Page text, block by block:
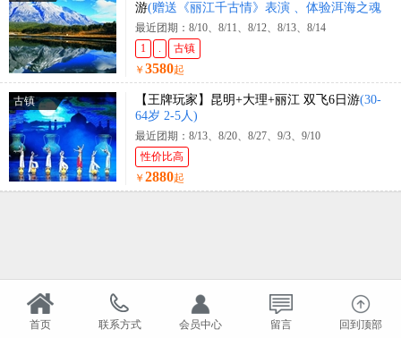
游(赠送《丽江千古情》表演 、体验洱海之魂
金梭岛私人游艇、赠送蓝月谷电瓶车、雪山衣
氧)
最近团期：8/10、8/11、8/12、8/13、8/14
1
.
古镇
￥ 3580起
古镇 【王牌玩家】昆明+大理+丽江 双飞6日游(30-
64岁 2-5人)
最近团期：8/13、8/20、8/27、9/3、9/10
性价比高
￥ 2880起
首页 联系方式 会员中心 留言 回到顶部